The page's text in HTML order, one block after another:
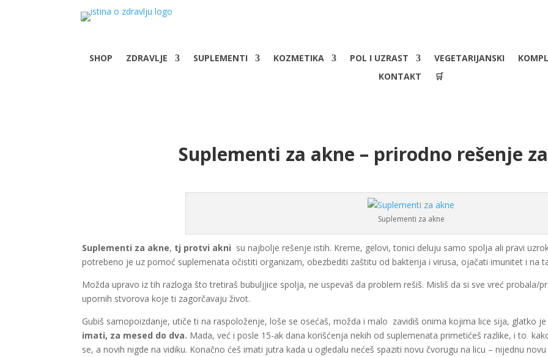
SHOP ZDRAVLJE SUPLEMENTI KOZMETIKA POL I UZRAST VEGETARIJANSKI
KONTAKT
🛒
Suplementi za akne – prirodno rešenje
Suplementi za akne
Suplementi za akne, tj protvi akni su najbolje rešenje istih. Kreme, gelovi, tonici deluju samo spolja ali pravi
potrebeno je uz pomoć suplemenata očistiti organizam, obezbediti zaštitu od bakterija i virusa, ojačati imunitet i na
Možda upravo iz tih razloga što tretiraš bubuljjice spolja, ne uspevaš da problem rešiš. Misliš da si sve vreć
upornih stvorova koje ti zagorčavaju život.
Gubiš samopoizdanje, utiče ti na raspoloženje, loše se osećaš, možda i malo zavidiš onima kojima lice sija, glatko
imati, za mesed do dva. Mada, već i posle 15-ak dana korišćenja nekih od suplemenata primetićeš razlike, i to
se, a novih nigde na vidiku. Konačno ćeš imati jutra kada u ogledalu nećeš spaziti novu čvorugu na licu – nijednu